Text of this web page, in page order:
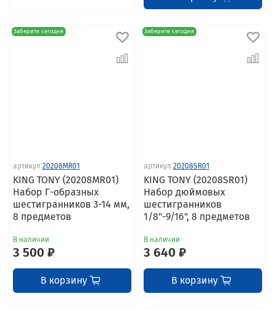
Заберите сегодня
артикул 20208MR01
KING TONY (20208MR01)
Набор Г-образных
шестигранников 3-14 мм,
8 предметов
В наличии
3 500 ₽
В корзину
Заберите сегодня
артикул 20208SR01
KING TONY (20208SR01)
Набор дюймовых
шестигранников
1/8"-9/16", 8 предметов
В наличии
3 640 ₽
В корзину